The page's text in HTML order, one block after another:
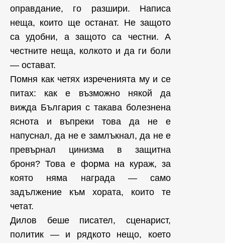
оправдание, го разшири. Написа
неща, които ще останат. Не защото
са удобни, а защото са честни. А
честните неща, колкото и да ги боли
— остават.
Помня как четях изреченията му и се
питах: как е възможно някой да
вижда България с такава болезнена
яснота и въпреки това да не е
напуснал, да не е замлъкнал, да не е
превърнал цинизма в защитна
броня? Това е форма на кураж, за
която няма награда — само
задължение към хората, които те
четат.
Дилов беше писател, сценарист,
политик — и рядкото нещо, което